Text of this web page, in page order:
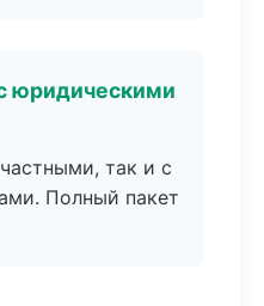
юридическими
так и с
Полный пакет